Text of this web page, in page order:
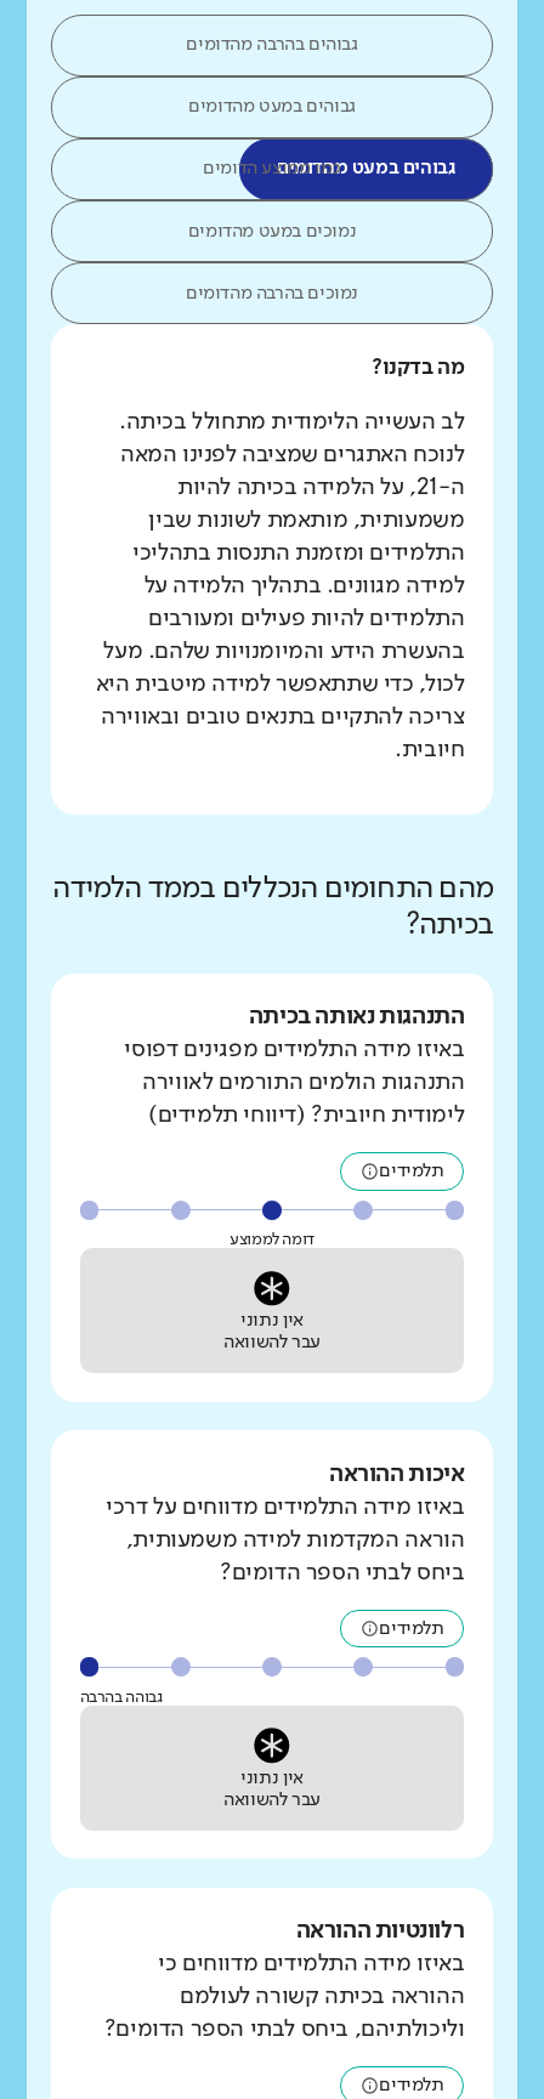
גבוהים בהרבה מהדומים
גבוהים במעט מהדומים
גבוהים במעט מהדומיםכמו ממוצע הדומים
נמוכים במעט מהדומים
נמוכים בהרבה מהדומים
מה בדקנו?
לב העשייה הלימודית מתחולל בכיתה.
לנוכח האתגרים שמציבה לפנינו המאה
ה-21, על הלמידה בכיתה להיות
משמעותית, מותאמת לשונות שבין
התלמידים ומזמנת התנסות בתהליכי
למידה מגוונים. בתהליך הלמידה על
התלמידים להיות פעילים ומעורבים
בהעשרת הידע והמיומנויות שלהם. מעל
לכול, כדי שתתאפשר למידה מיטבית היא
צריכה להתקיים בתנאים טובים ובאווירה
חיובית.
מהם התחומים הנכללים בממד הלמידה
בכיתה?
התנהגות נאותה בכיתה
באיזו מידה התלמידים מפגינים דפוסי
התנהגות הולמים התורמים לאווירה
לימודית חיובית? (דיווחי תלמידים)
תלמידים
דומה לממוצע
אין נתוני
עבר להשוואה
איכות ההוראה
באיזו מידה התלמידים מדווחים על דרכי
הוראה המקדמות למידה משמעותית,
ביחס לבתי הספר הדומים?
תלמידים
גבוהה בהרבה
אין נתוני
עבר להשוואה
רלוונטיות ההוראה
באיזו מידה התלמידים מדווחים כי
ההוראה בכיתה קשורה לעולמם
וליכולתיהם, ביחס לבתי הספר הדומים?
תלמידים